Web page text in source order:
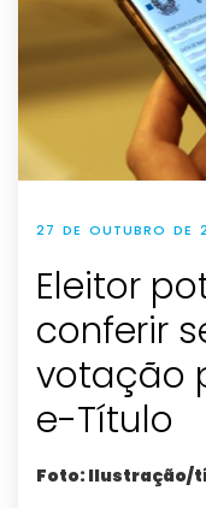
27 DE OUTUBRO DE
Eleitor
conferir
votação
e-Título
Foto: Ilustração/